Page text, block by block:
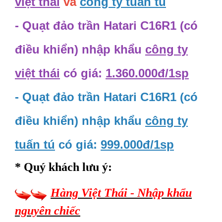
- Quạt đảo trần Hatari C16R1 (có
điều khiển) nhập khẩu công ty
việt thái có giá: 1.360.000đ/1sp
- Quạt đảo trần Hatari C16R1 (có
điều khiển) nhập khẩu công ty
tuấn tú có giá: 999.000đ/1sp
* Quý khách lưu ý:
Hàng Việt Thái - Nhập khẩu
nguyên chiếc